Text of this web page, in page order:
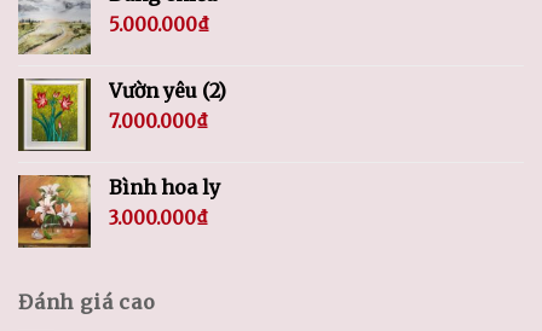
5.000.000₫
Vườn yêu (2)
7.000.000₫
Bình hoa ly
3.000.000₫
Đánh giá cao